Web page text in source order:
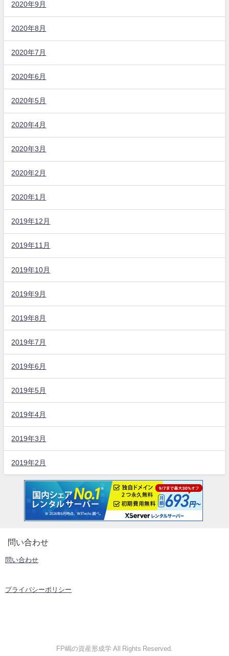
2020年9月
2020年8月
2020年7月
2020年6月
2020年5月
2020年4月
2020年3月
2020年2月
2020年1月
2019年12月
2019年11月
2019年10月
2019年9月
2019年8月
2019年7月
2019年6月
2019年5月
2019年4月
2019年3月
2019年2月
問い合わせ
問い合わせ
プライバシーポリシー
FP嶋の資産形成学 All Rights Reserved.